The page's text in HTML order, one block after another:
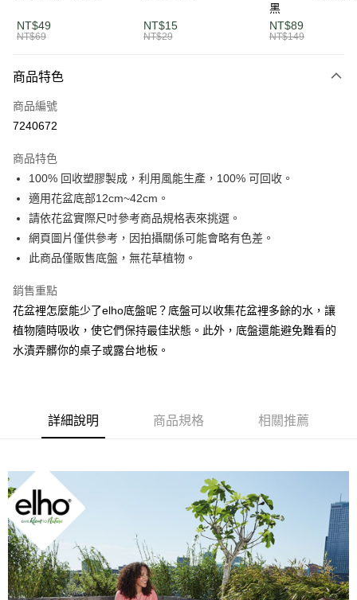
【關於「AFTEE先享後付」】
AFTEE先享後付是「在收到商品之後才付款」的支付方式。 讓您購物簡單
２．便利：只要手機號碼，簡訊認證，即可結帳。
【「AFTEE先享後付」結帳流程】
２．訂單成立數日內，您將收到繳費通知簡訊。
３．收到繳費通知簡訊後14天內，點擊此簡訊中的連結，可透過四大超商／
ATM／網路銀行／等多元方式進行付款，方視為交易完成。
※ 請注意：結帳手續完成當下不需立刻繳費，但若您需要取消訂單，請聯絡
購買商品的店家。未經商家同意取消之訂單仍視為有效，需透過AFTEE先享
後付繳納相關費用。
※ 交易是否成功請以「AFTEE先享後付 」之結帳頁面顯示為準，若有關於
是否繳費成功／繳費後需取消欲退款等相關疑問，請聯繫「AFTEE先享後付
【注意事項】
易，需依本服務之必要範圍內提供個人資料，並將交易相關給付款項請求債
權轉讓予恩沛科技股份有限公司。
４．使用「AFTEE先享後付」時，將依據個別帳號之用戶狀況，依本公司即
５．嚴禁一人註冊多個帳號或使用他人資訊註冊。若發現惡意使用之情形，
恩沛科技股份有限公司將有權停止該用戶之使用額度並採取法律行動。
ATM付款
運送方式
單筆滿$1200免運
每筆NT$120，滿NT$1,200(含以上)免運費
每筆NT$250，滿NT$2,000(含以上)免運費
NT$49
NT$69
NT$15
NT$29
黑
NT$89
NT$149
商品特色
商品編號
7240672
商品特色
100% 回收塑膠製成，利用風能生產，100% 可回收。
適用花盆底部12cm~42cm。
請依花盆實際尺吋參考商品規格表來挑選。
網頁圖片僅供參考，因拍攝關係可能會略有色差。
此商品僅販售底盤，無花草植物。
銷售重點
花盆裡怎麼能少了elho底盤呢？底盤可以收集花盆裡多餘的水，讓
植物隨時吸收，使它們保持最佳狀態。此外，底盤還能避免難看的
水漬弄髒你的桌子或露台地板。
詳細說明 商品規格 相關推薦